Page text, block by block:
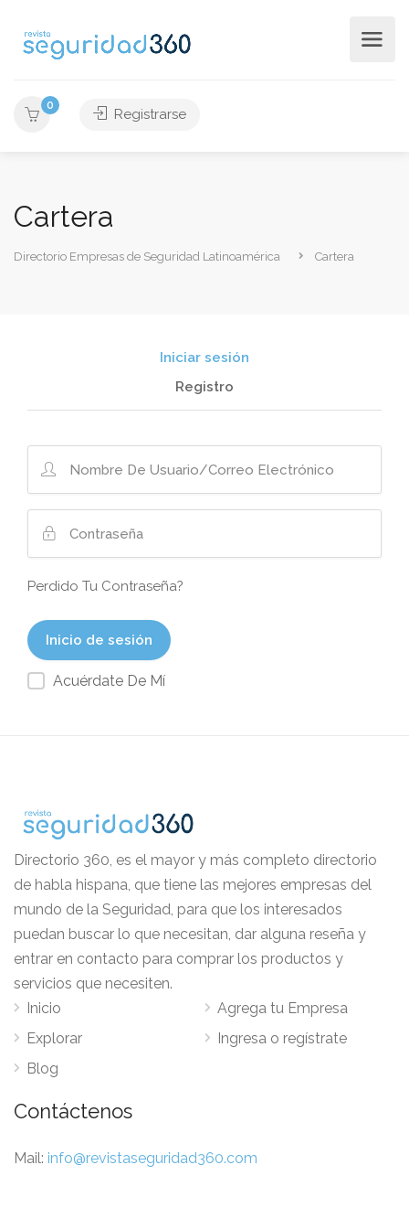
0
Registrarse
Cartera
Directorio Empresas de Seguridad Latinoamérica Cartera
Iniciar sesión
Registro
Perdido Tu Contraseña?
Acuérdate De Mí
Directorio 360, es el mayor y más completo directorio
de habla hispana, que tiene las mejores empresas del
mundo de la Seguridad, para que los interesados
puedan buscar lo que necesitan, dar alguna reseña y
entrar en contacto para comprar los productos y
servicios que necesiten.
Inicio
Explorar
Blog
Agrega tu Empresa
Ingresa o regístrate
Contáctenos
Mail: info@revistaseguridad360.com